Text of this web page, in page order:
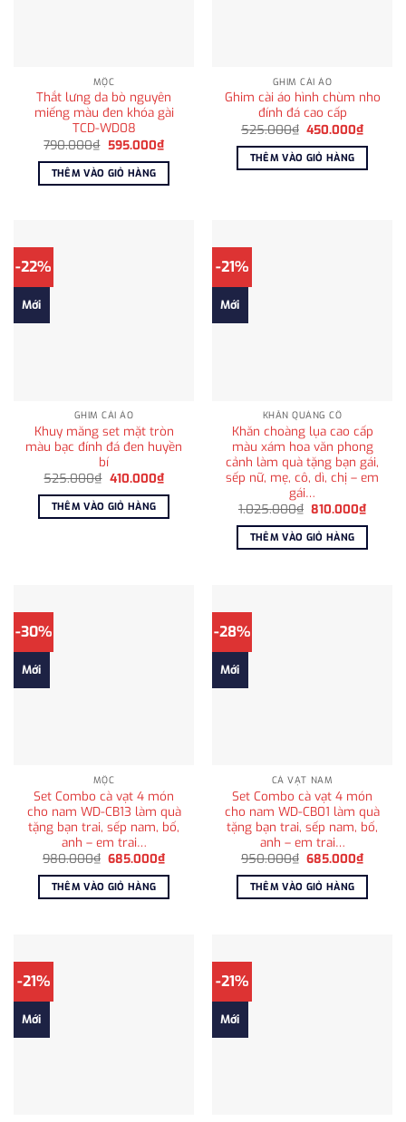
MỘC
Thắt lưng da bò nguyên
miếng màu đen khóa gài
TCD-WD08
790.000₫ Giá
là:
790.000₫.
595.000₫Giá
hiện
tại
595.000₫.
THÊM VÀO GIỎ HÀNG
GHIM CÀI ÁO
Ghim cài áo hình chùm nho
đính đá cao cấp
525.000₫ Giá
là:
525.000₫.
450.000₫Giá
hiện
tại
THÊM VÀO GIỎ HÀNG
-22%
Mới
GHIM CÀI ÁO
Khuy măng set mặt tròn
màu bạc đính đá đen huyền
bí
525.000₫ Giá
là:
525.000₫.
410.000₫Giá
tại
THÊM VÀO GIỎ HÀNG
-21%
Mới
KHĂN QUÀNG CỔ
Khăn choàng lụa cao cấp
màu xám hoa văn phong
cảnh làm quà tặng bạn gái,
sếp nữ, mẹ, cô, dì, chị – em
gái…
1.025.000₫ Giá
là:
1.025.000₫.
810.000₫Giá
tại
THÊM VÀO GIỎ HÀNG
-30%
Mới
MỘC
Set Combo cà vạt 4 món
cho nam WD-CB13 làm quà
tặng bạn trai, sếp nam, bố,
anh – em trai…
980.000₫ Giá
là:
980.000₫.
685.000₫Giá
hiện
tại
685.000₫.
THÊM VÀO GIỎ HÀNG
-28%
Mới
CÀ VẠT NAM
Set Combo cà vạt 4 món
cho nam WD-CB01 làm quà
tặng bạn trai, sếp nam, bố,
anh – em trai…
950.000₫ Giá
là:
950.000₫.
685.000₫Giá
hiện
tại
THÊM VÀO GIỎ HÀNG
-21%
Mới
-21%
Mới